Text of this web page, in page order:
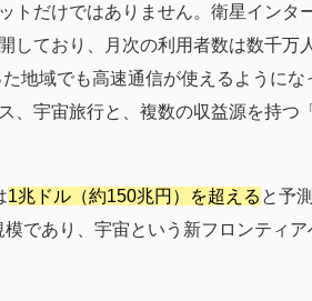
トだけではありません。衛星インタ
しており、月次の利用者数は数千万
地域でも高速通信が使えるようにな
、宇宙旅行と、複数の収益源を持つ
1兆ドル（約150兆円）を超える と予
であり、宇宙という新フロンティ